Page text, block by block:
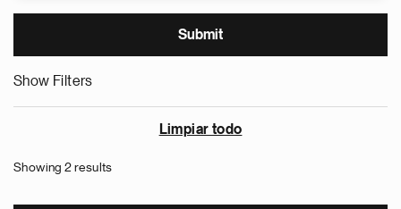
Show Filters
Limpiar todo
Showing 2 results